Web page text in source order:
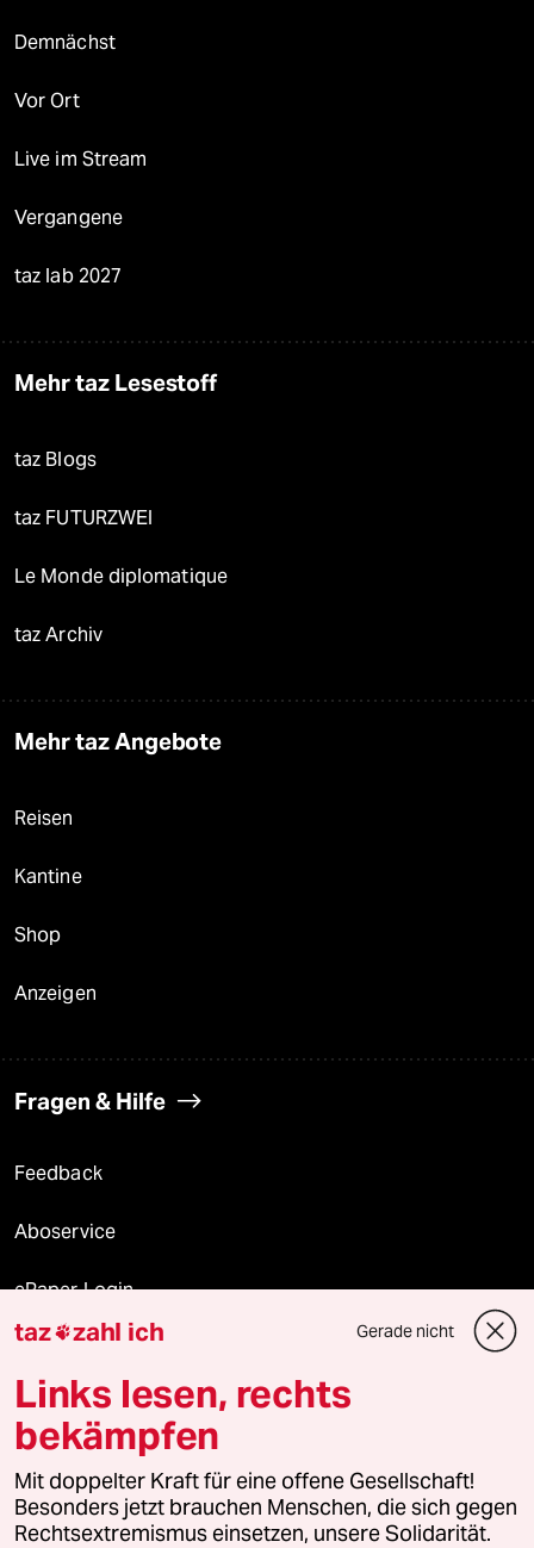
Demnächst
Vor Ort
Live im Stream
Vergangene
taz lab 2027
Mehr taz Lesestoff
taz Blogs
taz FUTURZWEI
Le Monde diplomatique
taz Archiv
Mehr taz Angebote
Reisen
Kantine
Shop
Anzeigen
Fragen & Hilfe
Feedback
Aboservice
ePaper Login
Downloads für Abonnierende
© 2026 taz Verlags und Vertriebs GmbH
Alle Rechte vorbehalten. Bei rechtlichen Fragen oder für Genehmigungen
wenden Sie sich bitte an
lizenzen@taz.de
taz zahl ich Gerade nicht
Links lesen, rechts
bekämpfen
Mit doppelter Kraft für eine offene Gesellschaft!
Besonders jetzt brauchen Menschen, die sich gegen
Rechtsextremismus einsetzen, unsere Solidarität.